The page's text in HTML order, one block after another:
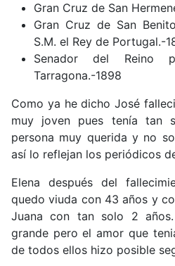
Gran Cruz de San
Gran Cruz de San
S.M. el Rey de Portugal.-
Senador del Reino
Tarragona.-1898
Como ya he dicho José
muy joven pues tenía tan
persona muy querida y no
así lo reflejan los periódicos
Elena después del
quedo viuda con 43 años y
Juana con tan solo 2
grande pero el amor que
de todos ellos hizo posible